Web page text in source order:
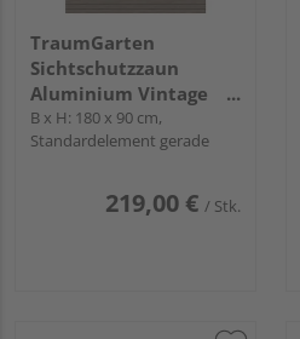
TraumGarten
Sichtschutzzaun
Aluminium Vintage
Oak "SYSTEM
RHOMBUS"
B x H: 180 x 90 cm,
Standardelement gerade
219,00 € / Stk.